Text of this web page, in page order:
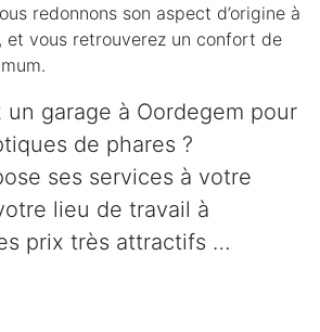
redonnons son aspect d’origine à
et vous retrouverez un confort de
un garage à Oordegem pour
de phares ?
ses services à votre
lieu de travail à
prix très attractifs …